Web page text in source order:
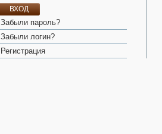
ВХОД
Забыли пароль?
Забыли логин?
Регистрация